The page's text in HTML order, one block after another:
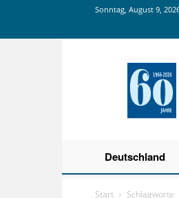
Sonntag, August 9,
Deutschland
Start Schlagworte